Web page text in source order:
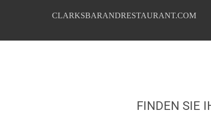
CLARKSBARANDRESTAURANT.COM
FINDEN SIE